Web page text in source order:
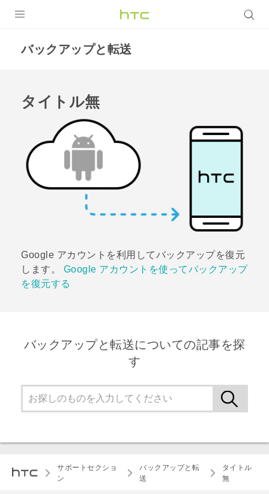
アプリ
サポート
バックアップと転送
タイトル無
Google アカウントを利用してバックアップを復元
します。
Google アカウントを使ってバックアップ
を復元する
バックアップと転送についての記事を探
す
サポートセクショ
ン
バックアップと転
送
タイトル
無